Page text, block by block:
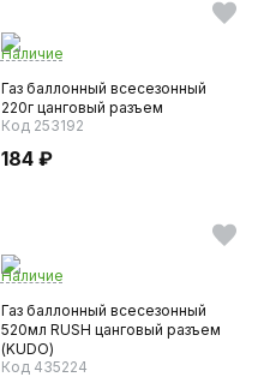
Наличие
Газ баллонный всесезонный
220г цанговый разъем
Код 253192
184 ₽
Наличие
Газ баллонный всесезонный
520мл RUSH цанговый разъем
(KUDO)
Код 435224